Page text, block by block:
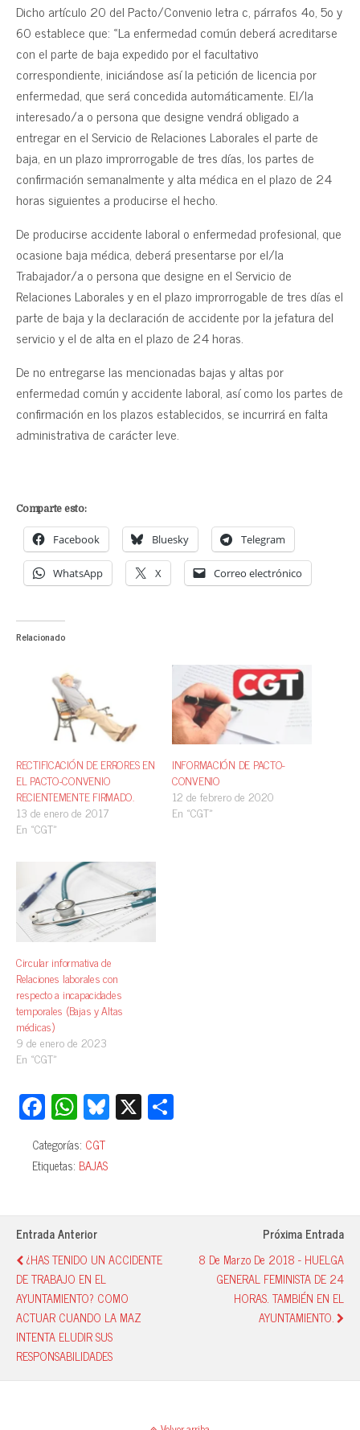
Dicho artículo 20 del Pacto/Convenio letra c, párrafos 4o, 5o y
60 establece que: «La enfermedad común deberá acreditarse
con el parte de baja expedido por el facultativo
correspondiente, iniciándose así la petición de licencia por
enfermedad, que será concedida automáticamente. EI/la
interesado/a o persona que designe vendrá obligado a
entregar en el Servicio de Relaciones Laborales el parte de
baja, en un plazo improrrogable de tres días, los partes de
confirmación semanalmente y alta médica en el plazo de 24
horas siguientes a producirse el hecho.
De producirse accidente laboral o enfermedad profesional, que
ocasione baja médica, deberá presentarse por el/la
Trabajador/a o persona que designe en el Servicio de
Relaciones Laborales y en el plazo improrrogable de tres días el
parte de baja y Ia declaración de accidente por la jefatura del
servicio y el de alta en el plazo de 24 horas.
De no entregarse las mencionadas bajas y altas por
enfermedad común y accidente laboral, así como los partes de
confirmación en los plazos establecidos, se incurrirá en falta
administrativa de carácter leve.
Comparte esto:
Facebook Bluesky Telegram
WhatsApp X Correo electrónico
Relacionado
RECTIFICACIÓN DE ERRORES EN
EL PACTO-CONVENIO
RECIENTEMENTE FIRMADO.
13 de enero de 2017
En «CGT»
INFORMACIÓN DE PACTO-
CONVENIO
12 de febrero de 2020
En «CGT»
Circular informativa de
Relaciones laborales con
respecto a incapacidades
temporales (Bajas y Altas
médicas)
9 de enero de 2023
En «CGT»
Fa
ce
bo
ok
W
ha
ts
A
pp
Bl
ue
X
rti
Categorías: CGT
Etiquetas: BAJAS
Entrada Anterior
¿HAS TENIDO UN ACCIDENTE
DE TRABAJO EN EL
AYUNTAMIENTO? COMO
ACTUAR CUANDO LA MAZ
INTENTA ELUDIR SUS
RESPONSABILIDADES
Próxima Entrada
8 De Marzo De 2018 - HUELGA
GENERAL FEMINISTA DE 24
HORAS. TAMBIÉN EN EL
AYUNTAMIENTO.